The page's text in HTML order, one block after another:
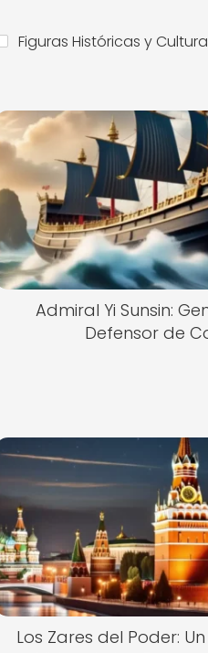
Figuras Históricas y
Admiral Yi Sunsin:
Defensor de
Los Zares del Poder: